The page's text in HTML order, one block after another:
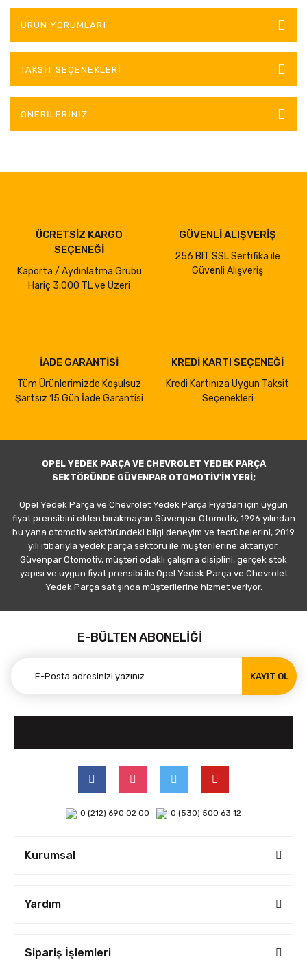
ÜRÜN YORUMLARI
TAKSIT SEÇENEKLERI
ÖNERILERINIZ
ÜCRETSİZ KARGO
SEÇENEĞİ
Kaporta / Aydınlatma Grubu
Hariç 3.000 TL ve Üzeri
GÜVENLİ ALIŞVERİŞ
256 BIT SSL Sertifika ile
Güvenli Alışveriş
İADE GARANTİSİ
Tüm Ürünlerimizde Koşulsuz
Şartsız 15 Gün İade Garantisi
KREDİ KARTI SEÇENEĞİ
Kredi Kartınıza Uygun Taksit
Seçenekleri
OPEL YEDEK PARÇA VE CHEVROLET YEDEK PARÇA
SEKTÖRÜNDE GÜVENPAR OTOMOTİV'İN YERİ;
Opel Yedek Parça ve Chevrolet Yedek Parça Fiyatları için uygun
fiyat prensibini elden bırakmayan Güvenpar Otomotiv, 1996 yılından
bu yana otomotiv sektöründeki bilgi deneyim ve tecrübelerini, 2019
yılı itibarıyla yedek parça sektörü ile müşterilerine aktarıyor.
Güvenpar Otomotiv, müşteri odaklı çalışma disiplini, gerçek stok
yapısı ve uygun fiyat prensibi ile Opel Yedek Parça ve Chevrolet
Yedek Parça satışında müşterilerine hizmet veriyor.
E-BÜLTEN ABONELİĞİ
KAYIT OL
0 (212) 690 02 00 0 (530) 500 63 12
Kurumsal
Yardım
Sipariş İşlemleri